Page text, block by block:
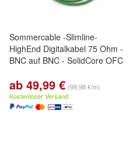
Sommercable -Slimline-
HighEnd Digitalkabel 75 Ohm -
BNC auf BNC - SolidCore OFC
ab 49,99 € (99,98 €/m)
Kostenloser Versand